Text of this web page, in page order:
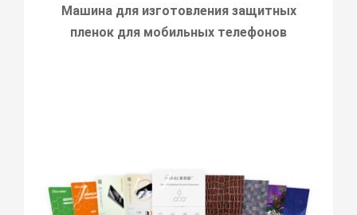
Машина для изготовления защитных
пленок для мобильных телефонов